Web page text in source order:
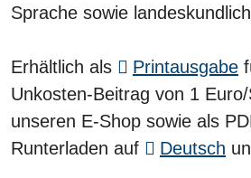
Sprache sowie
Erhältlich als Printausgabe
Unkosten-Beitrag von 1
unseren E-Shop sowie als
Runterladen auf
Deutsch